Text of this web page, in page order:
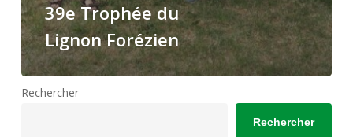
39e Trophée du
Lignon Forézien
Rechercher
Rechercher